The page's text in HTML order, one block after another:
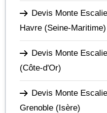
Devis Monte
Havre (Seine-Maritime)
Devis Monte
(Côte-d'Or)
Devis Monte
Grenoble (Isère)